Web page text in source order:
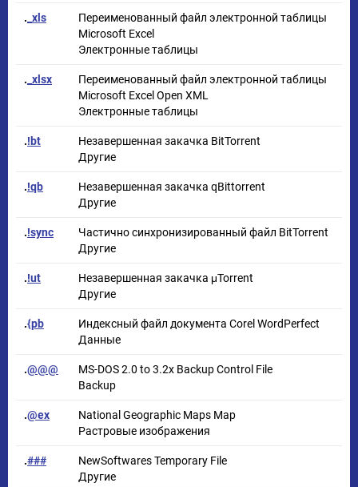
. _xls
Переименованный файл электронной таблицы
Microsoft Excel
Электронные таблицы
. _xlsx
Переименованный файл электронной таблицы
Microsoft Excel Open XML
Электронные таблицы
.!bt
Незавершенная закачка BitTorrent
Другие
.!qb
Незавершенная закачка qBittorrent
Другие
.!sync
Частично синхронизированный файл BitTorrent
Другие
.!ut
Незавершенная закачка μTorrent
Другие
.{pb
Индексный файл документа Corel WordPerfect
Данные
.@@@
MS-DOS 2.0 to 3.2x Backup Control File
Backup
.@ex
National Geographic Maps Map
Растровые изображения
.###
NewSoftwares Temporary File
Другие